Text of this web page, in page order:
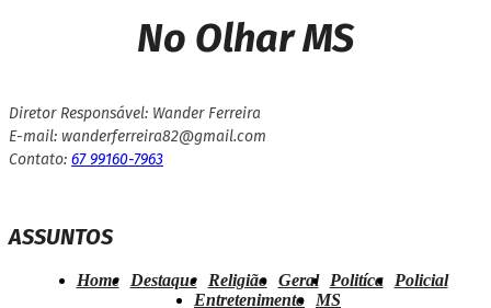
No Olhar MS
Diretor Responsável: Wander Ferreira
E-mail: wanderferreira82@gmail.com
Contato: 67 99160-7963
ASSUNTOS
Home Destaque Religião Geral Politíca
Policial
Entretenimento
MS